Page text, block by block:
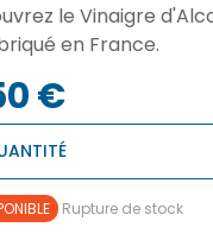
le Vinaigre
en France.
€
Rupture de stock